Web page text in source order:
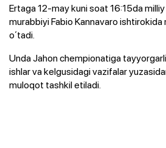
Ertaga 12-may kuni soat 16:15da
murabbiyi Fabio Kannavaro ishtirokida
oʻtadi.
Unda Jahon chempionatiga
ishlar va kelgusidagi vazifalar
muloqot tashkil etiladi.